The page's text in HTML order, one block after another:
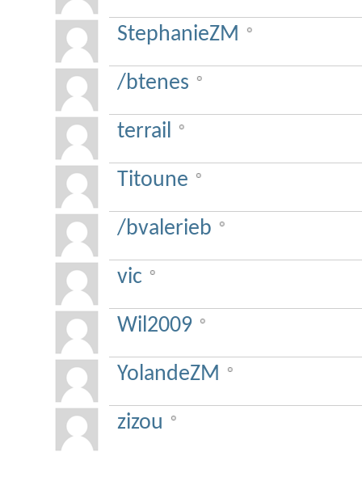
StephanieZM
/btenes
terrail
Titoune
/bvalerieb
vic
Wil2009
YolandeZM
zizou